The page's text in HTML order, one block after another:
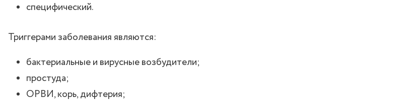
специфический.
Триггерами заболевания являются:
бактериальные и вирусные возбудители;
простуда;
ОРВИ, корь, дифтерия;